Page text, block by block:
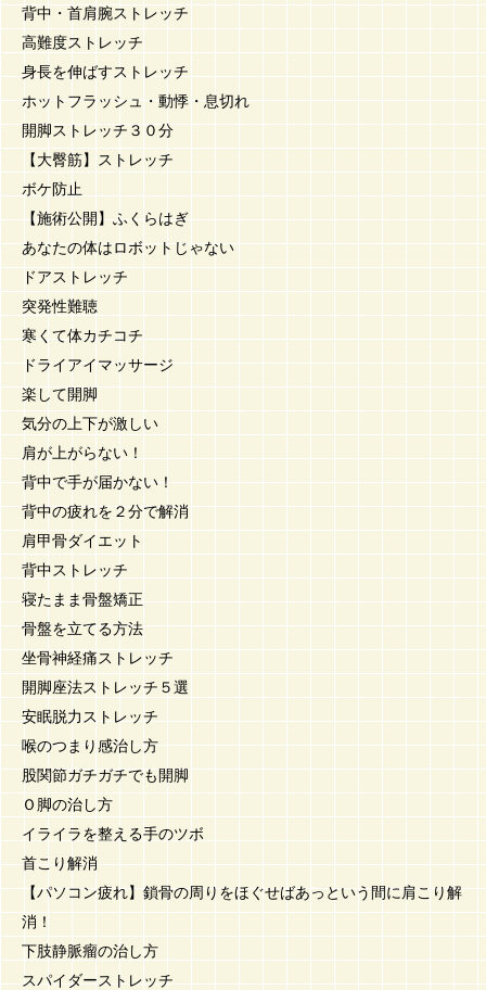
背中・首肩腕ストレッチ
高難度ストレッチ
身長を伸ばすストレッチ
ホットフラッシュ・動悸・息切れ
開脚ストレッチ３０分
【大臀筋】ストレッチ
ボケ防止
【施術公開】ふくらはぎ
あなたの体はロボットじゃない
ドアストレッチ
突発性難聴
寒くて体カチコチ
ドライアイマッサージ
楽して開脚
気分の上下が激しい
肩が上がらない！
背中で手が届かない！
背中の疲れを２分で解消
肩甲骨ダイエット
背中ストレッチ
寝たまま骨盤矯正
骨盤を立てる方法
坐骨神経痛ストレッチ
開脚座法ストレッチ５選
安眠脱力ストレッチ
喉のつまり感治し方
股関節ガチガチでも開脚
Ｏ脚の治し方
イライラを整える手のツボ
首こり解消
【パソコン疲れ】鎖骨の周りをほぐせばあっという間に肩こり解
消！
下肢静脈瘤の治し方
スパイダーストレッチ